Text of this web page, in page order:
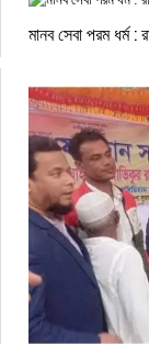
মানব সেবা পরম ধর্ম